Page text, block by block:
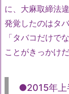
に、大麻取締法
発覚したのはタ
「タバコだけで
ことがきっかけだ
●2015年上